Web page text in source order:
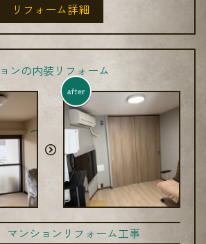
リフォーム詳細
ンの内装リフォーム
after
マンションリフォーム工事